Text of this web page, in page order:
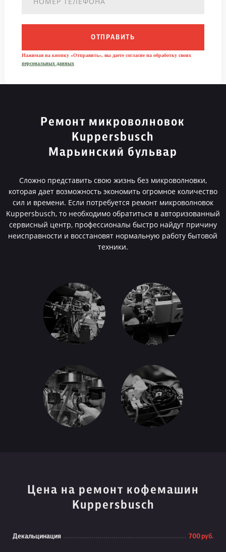
ОТПРАВИТЬ
Нажимая на кнопку «Отправить», вы даете согласие на обработку своих
персональных данных
Ремонт микроволновок
Kuppersbusch
Марьинский бульвар
Сложно представить свою жизнь без микроволновки,
которая дает возможность экономить огромное количество
сил и времени. Если потребуется ремонт микроволновок
Kuppersbusch, то необходимо обратиться в авторизованный
сервисный центр, профессионалы быстро найдут причину
неисправности и восстановят нормальную работу бытовой
техники.
Цена на ремонт кофемашин
Kuppersbusch
Декальцинация 700 руб.